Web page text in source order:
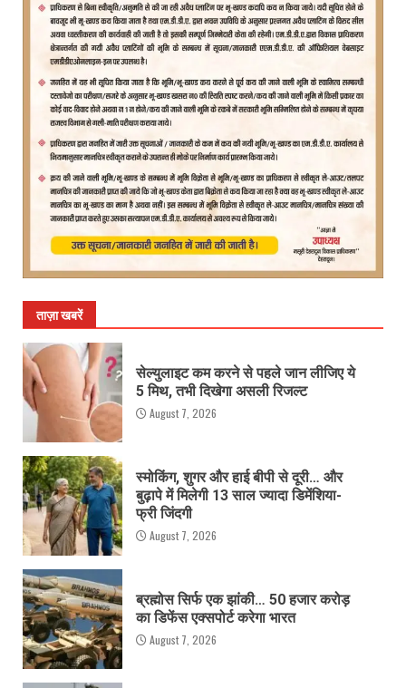
ताज़ा खबरें
सेल्युलाइट कम करने से पहले जान लीजिए ये
5 मिथ, तभी दिखेगा असली रिजल्ट
August 7, 2026
स्मोकिंग, शुगर और हाई बीपी से दूरी… और
बुढ़ापे में मिलेगी 13 साल ज्यादा डिमेंशिया-
फ्री जिंदगी
August 7, 2026
ब्रह्मोस सिर्फ एक झांकी… 50 हजार करोड़
का डिफेंस एक्सपोर्ट करेगा भारत
August 7, 2026